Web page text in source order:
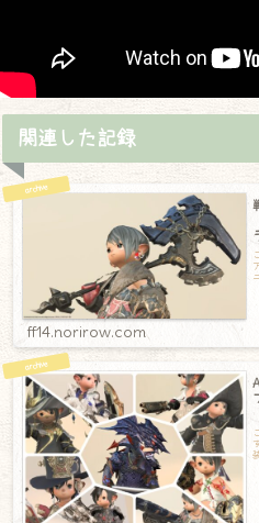
関連した記録
ff14.norirow.com